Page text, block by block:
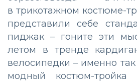
в трикотажном костюме-
представили себе
пиджак – гоните эти
летом в тренде
велосипедки – именно
модный костюм-тройка